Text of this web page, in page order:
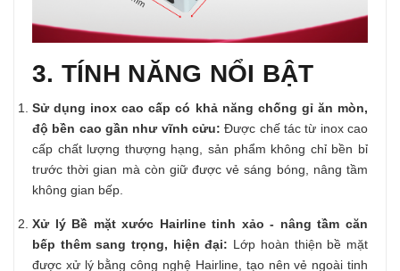
3. TÍNH NĂNG NỔI BẬT
Sử dụng inox cao cấp có khả năng chống gỉ ăn mòn,
độ bền cao gần như vĩnh cửu:Được chế tác từ inox cao
cấp chất lượng thượng hạng, sản phẩm không chỉ bền bỉ
trước thời gian mà còn giữ được vẻ sáng bóng, nâng tầm
không gian bếp.
Xử lý Bề mặt xước Hairline tinh xảo - nâng tầm căn
bếp thêm sang trọng, hiện đại: Lớp hoàn thiện bề mặt
được xử lý bằng công nghệ Hairline, tạo nên vẻ ngoài tinh